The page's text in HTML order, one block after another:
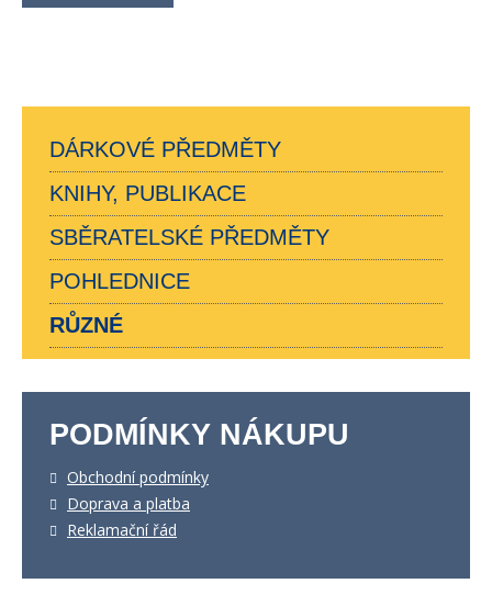
DÁRKOVÉ PŘEDMĚTY
KNIHY, PUBLIKACE
SBĚRATELSKÉ PŘEDMĚTY
POHLEDNICE
RŮZNÉ
PODMÍNKY NÁKUPU
Obchodní podmínky
Doprava a platba
Reklamační řád